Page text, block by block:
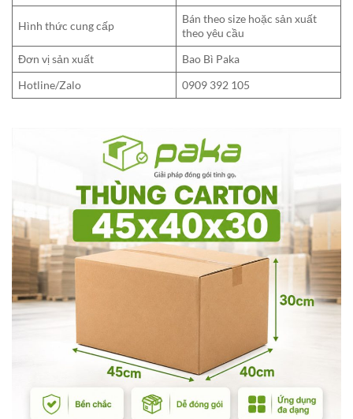
Hình thức cung cấp
Bán theo size hoặc sản xuất
theo yêu cầu
Đơn vị sản xuất
Bao Bì Paka
Hotline/Zalo
0909 392 105